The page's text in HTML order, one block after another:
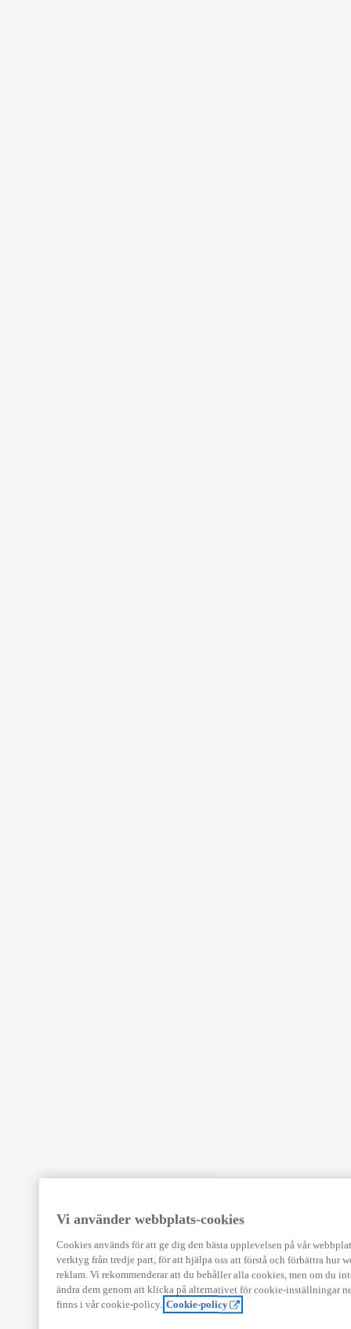
Vi använder webbplats-cookies
Cookies används för att ge dig den bästa upplevelsen på vår
verktyg från tredje part, för att hjälpa oss att förstå och förbättra hur
reklam. Vi rekommenderar att du behåller alla cookies, men om du
ändra dem genom att klicka på alternativet för cookie-inställningar
finns i vår cookie-policy. Cookie-policy